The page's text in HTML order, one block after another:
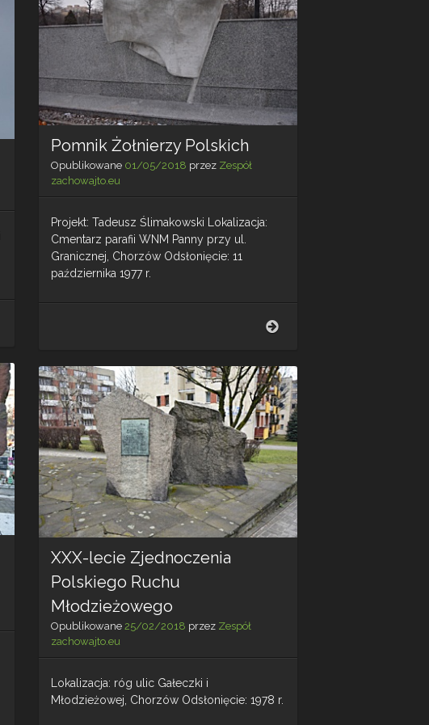
Pomnik Żołnierzy Polskich
Opublikowane 01/05/2018 przez Zespół
zachowajto.eu
Projekt: Tadeusz Ślimakowski Lokalizacja:
Cmentarz parafii WNM Panny przy ul.
Granicznej, Chorzów Odsłonięcie: 11
października 1977 r.
XXX-lecie Zjednoczenia
Polskiego Ruchu
Młodzieżowego
Opublikowane25/02/2018 przez Zespół
zachowajto.eu
Lokalizacja: róg ulic Gałeczki i
Młodzieżowej, Chorzów Odsłonięcie: 1978 r.